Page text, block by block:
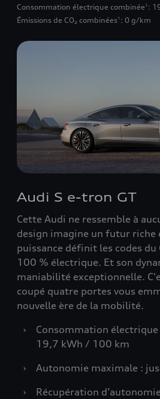
Consommation électrique combinée 1 :
Émissions de CO₂ combinées1 : 0 g/km
Audi S e-tron GT
Cette Audi ne ressemble à
design imagine un futur riche
puissance définit les codes du
100 % électrique. Et son
maniabilité exceptionnelle.
coupé quatre portes vous
nouvelle ère de la mobilité.
›
Consommation
19,7 kWh / 100 km
›
Autonomie maximale :
›
Récupération